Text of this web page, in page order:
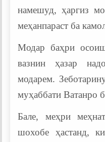
намешуд, ҳаргиз
меҳанпараст ба
Модар баҳри
вазнин ҳазар
модарем.
муҳаббати Ватанро
Бале, меҳри
шохобе ҳастанд,